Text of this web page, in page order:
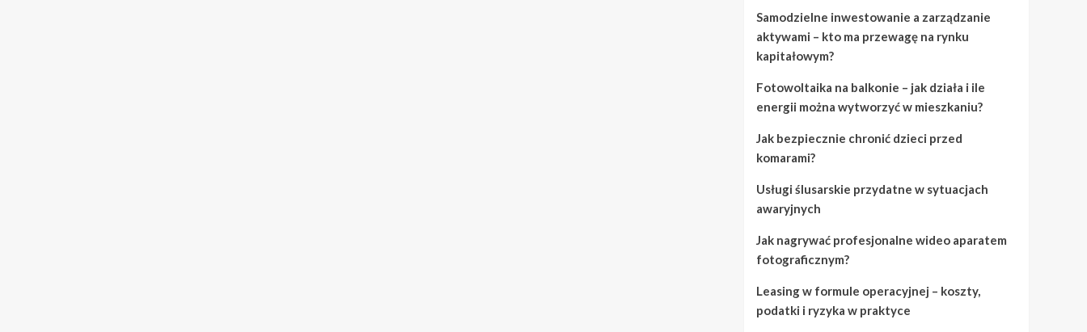
Samodzielne inwestowanie a zarządzanie
aktywami – kto ma przewagę na rynku
kapitałowym?
Fotowoltaika na balkonie – jak działa i ile
energii można wytworzyć w mieszkaniu?
Jak bezpiecznie chronić dzieci przed
komarami?
Usługi ślusarskie przydatne w sytuacjach
awaryjnych
Jak nagrywać profesjonalne wideo aparatem
fotograficznym?
Leasing w formule operacyjnej – koszty,
podatki i ryzyka w praktyce